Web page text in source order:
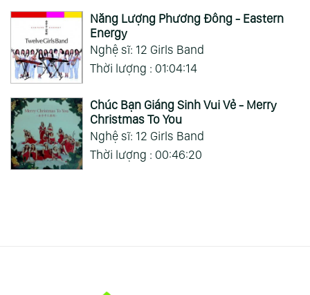
Năng Lượng Phương Đông - Eastern
Energy
Nghệ sĩ: 12 Girls Band
Thời lượng : 01:04:14
Chúc Bạn Giáng Sinh Vui Vẻ - Merry
Christmas To You
Nghệ sĩ: 12 Girls Band
Thời lượng : 00:46:20